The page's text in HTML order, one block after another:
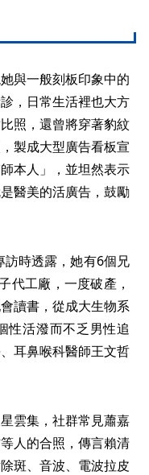
與一般刻板印象中的
，日常生活裡也大方
照，還曾將穿著豹紋
製成大型廣告看板宣
本人」，並坦然表示
醫美的活廣告，鼓勵
時透露，她有6個兄
代工廠，一度破產，
讀書，從成大生物系
性活潑而不乏男性追
耳鼻喉科醫師王文哲
雲集，社群常見蕭嘉
人的合照，傳言賴清
斑、音波、電波拉皮